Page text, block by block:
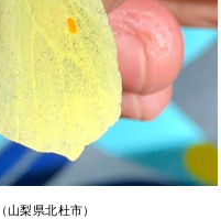
梨県北杜市）